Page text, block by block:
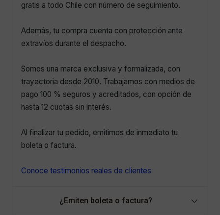
gratis a todo Chile con número de seguimiento.
Además, tu compra cuenta con protección ante
extravíos durante el despacho.
Somos una marca exclusiva y formalizada, con
trayectoria desde 2010. Trabajamos con medios de
pago 100 % seguros y acreditados, con opción de
hasta 12 cuotas sin interés.
Al finalizar tu pedido, emitimos de inmediato tu
boleta o factura.
Conoce testimonios reales de clientes
¿Emiten boleta o factura?